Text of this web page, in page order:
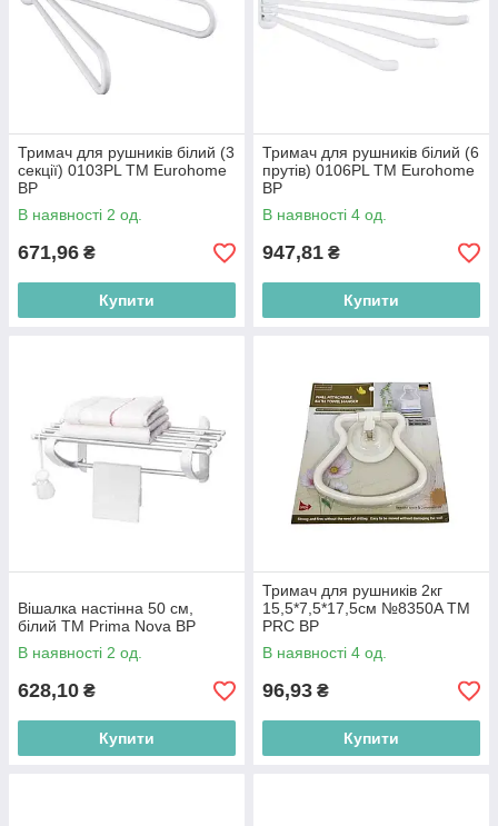
Тримач для рушників білий (3
секції) 0103PL ТМ Eurohome
BP
В наявності 2 од.
671,96 ₴
Купити
Тримач для рушників білий (6
прутів) 0106PL ТМ Eurohome
BP
В наявності 4 од.
947,81 ₴
Купити
Вішалка настінна 50 см,
білий ТМ Prima Nova BP
В наявності 2 од.
628,10 ₴
Купити
Тримач для рушників 2кг
15,5*7,5*17,5см №8350A ТМ
PRC BP
В наявності 4 од.
96,93 ₴
Купити